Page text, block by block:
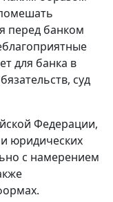
перед банком
для банка в
суд
Федерации,
юридических
с намерением